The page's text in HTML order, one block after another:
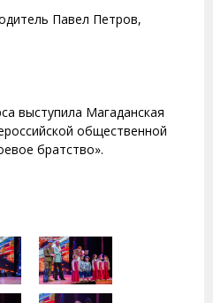
Павел Петров,
выступила Магаданская
общественной
братство».